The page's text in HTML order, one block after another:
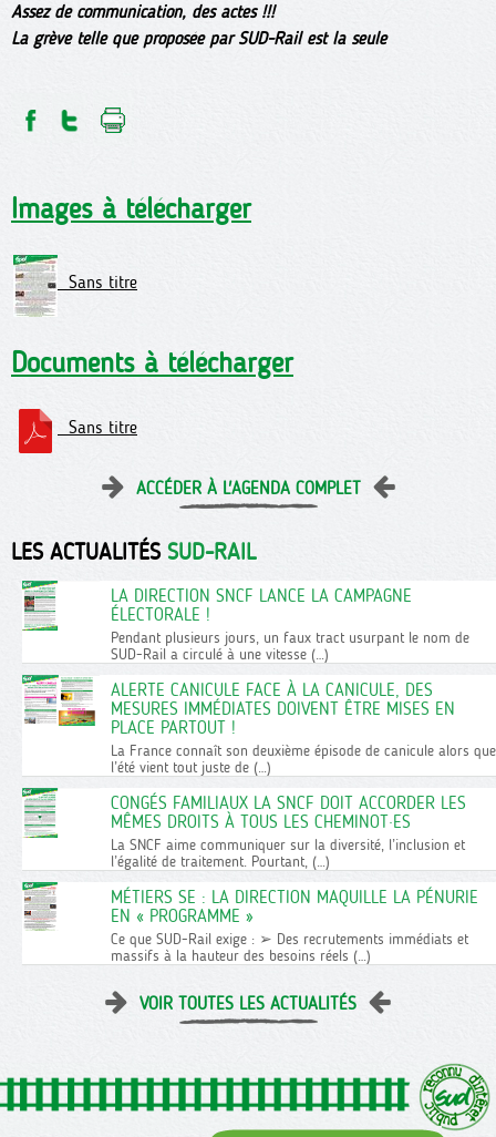
Assez de communication, des actes !!!
La grève telle que proposée par SUD-Rail est la seule
Images à télécharger
Sans titre
Documents à télécharger
Sans titre
ACCÉDER À L'AGENDA COMPLET
LES ACTUALITÉS SUD-RAIL
LA DIRECTION SNCF LANCE LA CAMPAGNE
ÉLECTORALE !
Pendant plusieurs jours, un faux tract usurpant le nom de
SUD-Rail a circulé à une vitesse (…)
ALERTE CANICULE FACE À LA CANICULE, DES
MESURES IMMÉDIATES DOIVENT ÊTRE MISES EN
PLACE PARTOUT !
La France connaît son deuxième épisode de canicule alors que
l’été vient tout juste de (…)
CONGÉS FAMILIAUX LA SNCF DOIT ACCORDER LES
MÊMES DROITS À TOUS LES CHEMINOT·ES
La SNCF aime communiquer sur la diversité, l’inclusion et
l’égalité de traitement. Pourtant, (…)
MÉTIERS SE : LA DIRECTION MAQUILLE LA PÉNURIE
EN « PROGRAMME »
Ce que SUD-Rail exige : ➢ Des recrutements immédiats et
massifs à la hauteur des besoins réels (…)
VOIR TOUTES LES ACTUALITÉS